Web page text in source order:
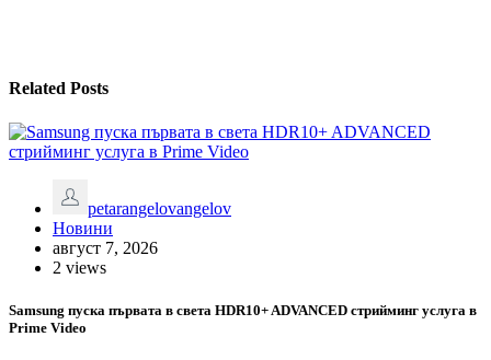
Related Posts
petarangelovangelov
Новини
август 7, 2026
2 views
Samsung пуска първата в света HDR10+ ADVANCED стрийминг услуга в
Prime Video